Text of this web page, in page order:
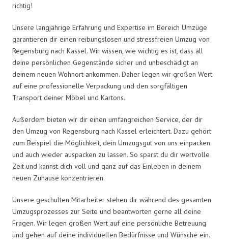
richtig!
Unsere langjährige Erfahrung und Expertise im Bereich Umzüge
garantieren dir einen reibungslosen und stressfreien Umzug von
Regensburg nach Kassel. Wir wissen, wie wichtig es ist, dass all
deine persönlichen Gegenstände sicher und unbeschädigt an
deinem neuen Wohnort ankommen. Daher legen wir großen Wert
auf eine professionelle Verpackung und den sorgfältigen
Transport deiner Möbel und Kartons.
Außerdem bieten wir dir einen umfangreichen Service, der dir
den Umzug von Regensburg nach Kassel erleichtert. Dazu gehört
zum Beispiel die Möglichkeit, dein Umzugsgut von uns einpacken
und auch wieder auspacken zu lassen. So sparst du dir wertvolle
Zeit und kannst dich voll und ganz auf das Einleben in deinem
neuen Zuhause konzentrieren.
Unsere geschulten Mitarbeiter stehen dir während des gesamten
Umzugsprozesses zur Seite und beantworten gerne all deine
Fragen. Wir legen großen Wert auf eine persönliche Betreuung
und gehen auf deine individuellen Bedürfnisse und Wünsche ein.